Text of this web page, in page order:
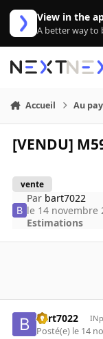
Aller au contenu
View in the
A better way to
Accueil Au
[VENDU]
vente
Par bart7022
le 14 novembre
Estimations
bart7022
Posté(e) le 14